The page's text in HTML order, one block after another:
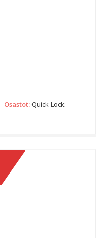
Osastot:Quick-Lock